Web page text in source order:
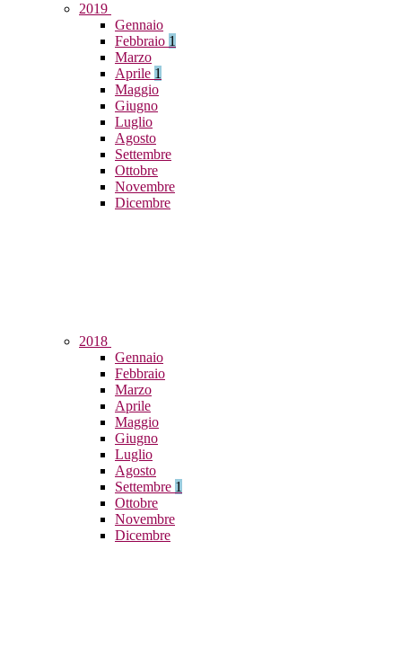
2019
Gennaio
Febbraio 1
Marzo
Aprile 1
Maggio
Giugno
Luglio
Agosto
Settembre
Ottobre
Novembre
Dicembre
2018
Gennaio
Febbraio
Marzo
Aprile
Maggio
Giugno
Luglio
Agosto
Settembre 1
Ottobre
Novembre
Dicembre